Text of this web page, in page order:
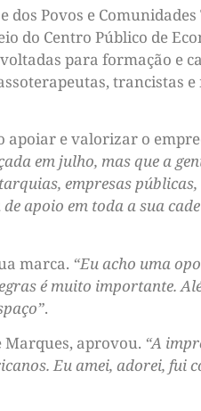
dos Povos e
do Centro Público de
para formação e
trancistas
apoiar e valorizar o
em julho, mas que a
empresas
apoio em toda a sua
marca. “Eu acho uma
é muito importante.
.
Marques, aprovou. “A
Eu amei, adorei, fui